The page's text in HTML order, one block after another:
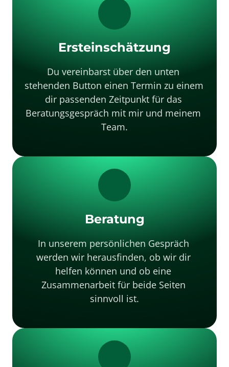
Ersteinschätzung
Du vereinbarst über den unten
stehenden Button einen Termin zu einem
dir passenden Zeitpunkt für das
Beratungsgespräch mit mir und meinem
Team.
Beratung
In unserem persönlichen Gespräch
werden wir herausfinden, ob wir dir
helfen können und ob eine
Zusammenarbeit für beide Seiten
sinnvoll ist.